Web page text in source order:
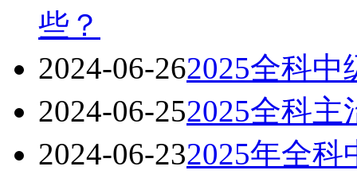
些？
2024-06-262025全科
2024-06-252025全科
2024-06-232025年全